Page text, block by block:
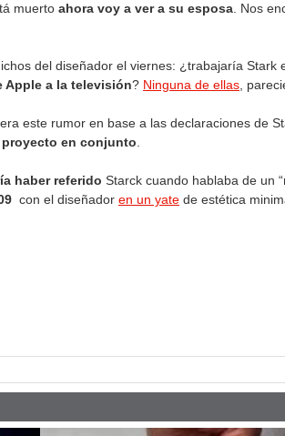
muerto ahora voy a ver a su esposa . Nos
del diseñador el viernes: ¿trabajaría Stark
Apple a la televisión? Ninguna de ellas ,
este rumor en base a las declaraciones de
en conjunto
haber referido Starck cuando hablaba de un
con el diseñador en un yate de estética